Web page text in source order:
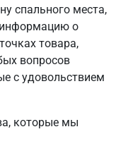
спального места,
информацию о
товара,
вопросов
с удовольствием
которые мы